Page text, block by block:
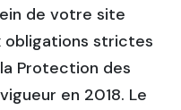
de votre site
obligations strictes
Protection des
en 2018. Le